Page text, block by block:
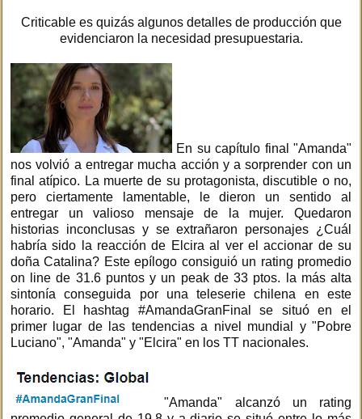
Criticable es quizás algunos detalles de producción que
evidenciaron la necesidad presupuestaria.
En su capítulo final "Amanda"
nos volvió a entregar mucha acción y a sorprender con un
final atípico. La muerte de su protagonista, discutible o no,
pero ciertamente lamentable, le dieron un sentido al
entregar un valioso mensaje de la mujer. Quedaron
historias inconclusas y se extrañaron personajes ¿Cuál
habría sido la reacción de Elcira al ver el accionar de su
doña Catalina? Este epílogo consiguió un rating promedio
on line de 31.6 puntos y un peak de 33 ptos. la más alta
sintonía conseguida por una teleserie chilena en este
horario. El hashtag #AmandaGranFinal se situó en el
primer lugar de las tendencias a nivel mundial y "Pobre
Luciano", "Amanda" y "Elcira" en los TT nacionales.
"Amanda" alcanzó un rating